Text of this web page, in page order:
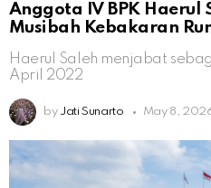
Anggota IV BPK Haerul
Musibah Kebakaran
Haerul Saleh menjabat
April 2022
by Jati Sunarto May 8,